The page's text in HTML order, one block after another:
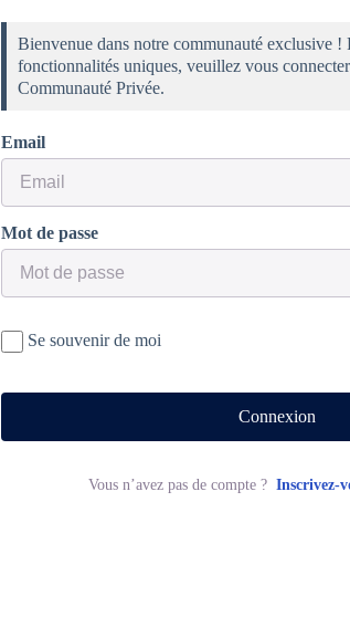
Bienvenue dans notre communauté exclusive !
fonctionnalités uniques, veuillez vous
Communauté Privée.
Email
Mot de passe
Se souvenir de moi
Connexion
Vous n’avez pas de compte ? Inscrivez-